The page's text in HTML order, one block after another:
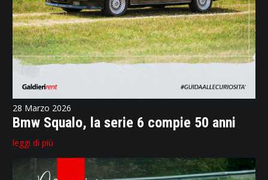
28 Marzo 2026
Bmw Squalo, la serie 6 compie 50 anni
leggi di più